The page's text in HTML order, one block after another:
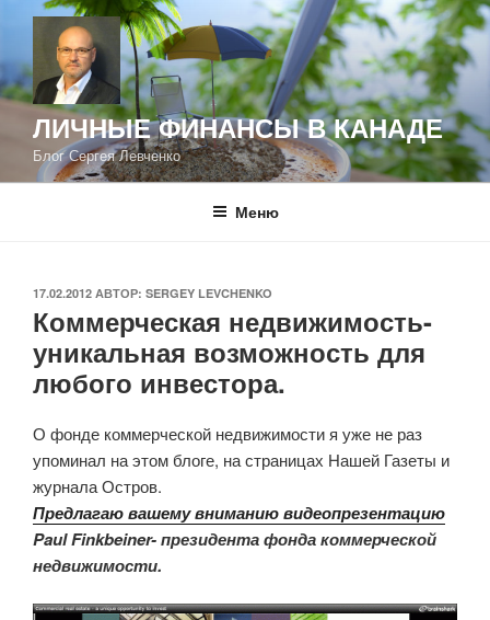
Перейти
содержимому
ЛИЧНЫЕ ФИНАНСЫ В КАНАДЕ
Блог Сергея Левченко
Меню
ОПУБЛИКОВАНО
17.02.2012 АВТОР: SERGEY LEVCHENKO
Коммерческая недвижимость-
уникальная возможность для
любого инвестора.
О фонде коммерческой недвижимости я уже не раз
упоминал на этом блоге, на страницах Нашей Газеты и
журнала Остров.
Предлагаю вашему вниманию видеопрезентацию
Paul Finkbeiner- президента фонда коммерческой
недвижимости.